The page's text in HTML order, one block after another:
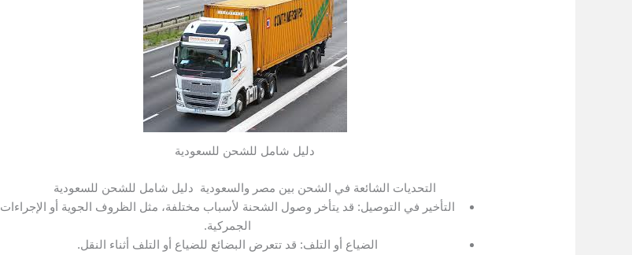
دليل شامل للشحن للسعودية
التحديات الشائعة في الشحن بين مصر والسعودية دليل شامل للشحن للسعودية
التأخير في التوصيل: قد يتأخر وصول الشحنة لأسباب مختلفة، مثل الظروف الجوية أو الإجراءات
الجمركية.
الضياع أو التلف: قد تتعرض البضائع للضياع أو التلف أثناء النقل.